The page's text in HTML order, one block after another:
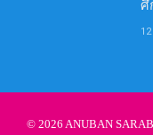
ศึ
© 2026 ANUBAN